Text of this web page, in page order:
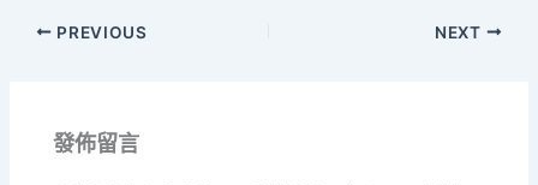
PREVIOUS NEXT
發佈留言